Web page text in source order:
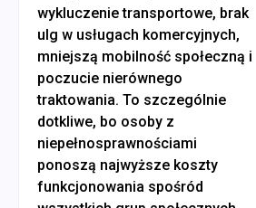
wykluczenie transportowe, brak
ulg w usługach komercyjnych,
mniejszą mobilność społeczną i
poczucie nierównego
traktowania. To szczególnie
dotkliwe, bo osoby z
niepełnosprawnościami
ponoszą najwyższe koszty
funkcjonowania spośród